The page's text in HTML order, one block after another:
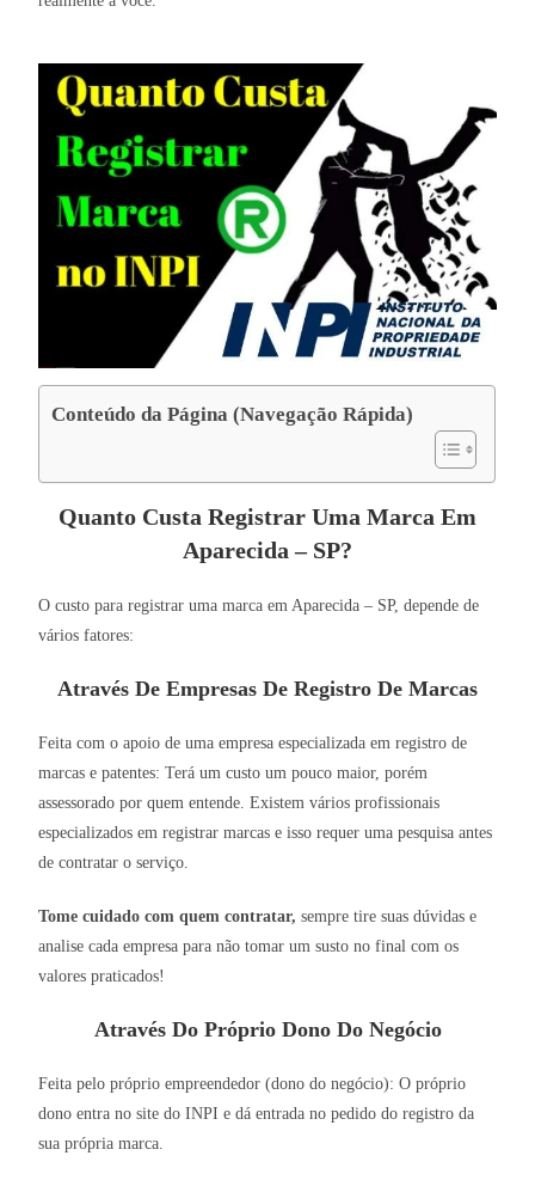
Conteúdo da Página (Navegação Rápida)
Quanto Custa Registrar Uma Marca Em
Aparecida – SP?
O custo para registrar uma marca em Aparecida – SP, depende de
vários fatores:
Através De Empresas De Registro De Marcas
Feita com o apoio de uma empresa especializada em registro de
marcas e patentes: Terá um custo um pouco maior, porém
assessorado por quem entende. Existem vários profissionais
especializados em registrar marcas e isso requer uma pesquisa antes
de contratar o serviço.
Tome cuidado com quem contratar, sempre tire suas dúvidas e
analise cada empresa para não tomar um susto no final com os
valores praticados!
Através Do Próprio Dono Do Negócio
Feita pelo próprio empreendedor (dono do negócio): O próprio
dono entra no site do INPI e dá entrada no pedido do registro da
sua própria marca.